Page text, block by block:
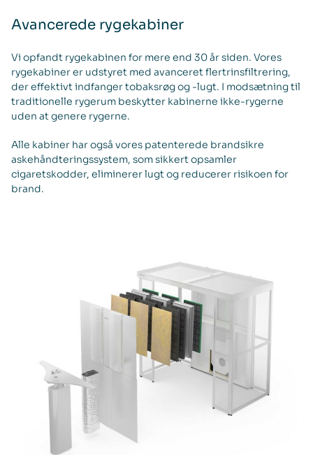
Avancerede rygekabiner
Vi opfandt rygekabinen for mere end 30 år siden. Vores
rygekabiner er udstyret med avanceret flertrinsfiltrering,
der effektivt indfanger tobaksrøg og -lugt. I modsætning til
traditionelle rygerum beskytter kabinerne ikke-rygerne
uden at genere rygerne.
Alle kabiner har også vores patenterede brandsikre
askehåndteringssystem, som sikkert opsamler
cigaretskodder, eliminerer lugt og reducerer risikoen for
brand.